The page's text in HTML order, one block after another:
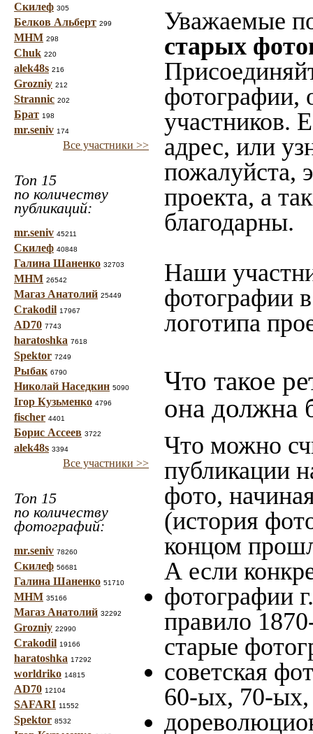
Скилеф 305
Белков Альберт 299
МНМ 298
Chuk 220
alek48s 216
Grozniy 212
Strannic 202
Брат 198
mr.seniv 174
Все участники >>
Топ 15
по количеству
публикаций:
mr.seniv 45211
Скилеф 40848
Галина Шаненко 32703
МНМ 26542
Магаз Анатолий 25449
Crakodil 17967
AD70 7743
haratoshka 7618
Spektor 7249
Рыбак 6790
Николай Наседкин 5090
Ігор Кузьменко 4796
fischer 4401
Борис Ассеев 3722
alek48s 3394
Все участники >>
Топ 15
по количеству
фотографий:
mr.seniv 78260
Скилеф 56681
Галина Шаненко 51710
МНМ 35166
Магаз Анатолий 32292
Grozniy 22990
Crakodil 19166
haratoshka 17292
worldriko 14815
AD70 12104
SAFARI 11552
Spektor 8532
Уважаемые
старых
фотографии,
участников.
адрес, или
пожалуйста,
проекта, а
благодарны.
Наши
фотографии
логотипа
Что такое
она должна
Что можно
публикации
фото,
(история
концом
А если
фотографии
правило
старые
советская
60-ых, 70-ых,